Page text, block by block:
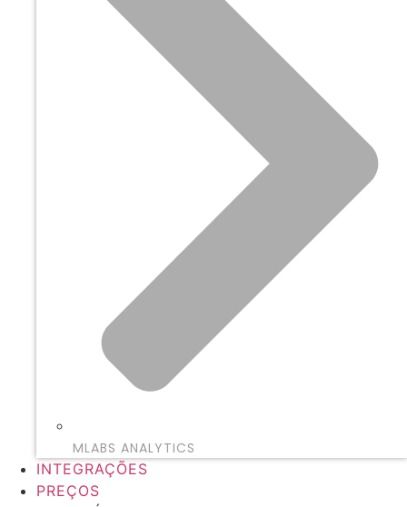
MLABS ANALYTICS
INTEGRAÇÕES
PREÇOS